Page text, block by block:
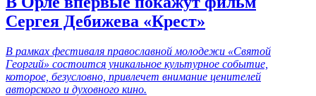
Сергея Дебижева «Крест»
В рамках фестиваля православной молодежи «Святой
Георгий» состоится уникальное культурное событие,
которое, безусловно, привлечет внимание ценителей
авторского и духовного кино.